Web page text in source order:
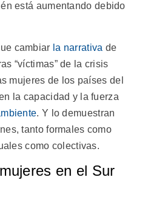
está aumentando debido
cambiar la narrativa de
“víctimas” de la crisis
mujeres de los países del
la capacidad y la fuerza
. Y lo demuestran
tanto formales como
como colectivas.
en el Sur